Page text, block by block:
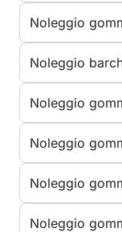
Noleggio
Noleggio
Noleggio
Noleggio
Noleggio
Noleggio